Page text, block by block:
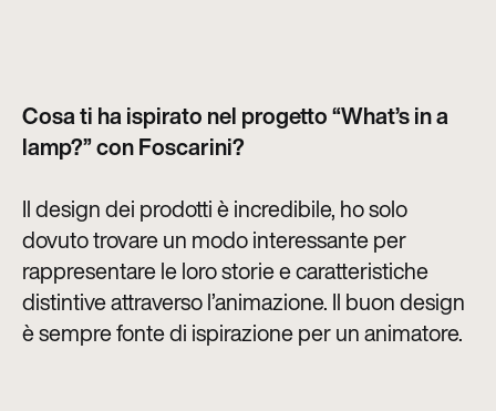
Cosa ti ha ispirato nel progetto “What’s in a
lamp?” con Foscarini?
Il design dei prodotti è incredibile, ho solo
dovuto trovare un modo interessante per
rappresentare le loro storie e caratteristiche
distintive attraverso l’animazione. Il buon design
è sempre fonte di ispirazione per un animatore.